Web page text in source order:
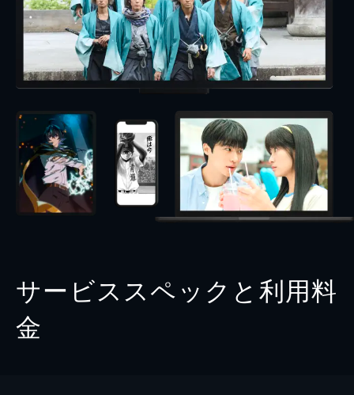
サービススペックと利用料
金